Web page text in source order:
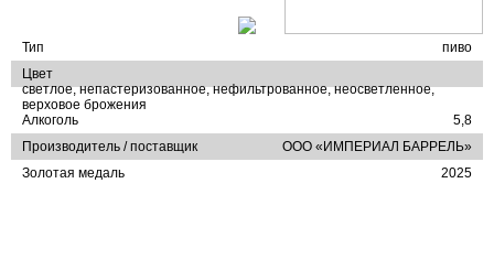
Тип
пиво
Цвет
светлое, непастеризованное, нефильтрованное, неосветленное,
верховое брожения
Алкоголь
5,8
Производитель / поставщик
ООО «ИМПЕРИАЛ БАРРЕЛЬ»
Золотая медаль
2025